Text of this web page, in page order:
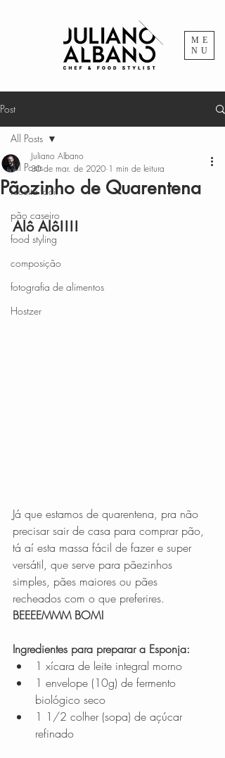
ME
NU
Post
All Posts
receita fácil
pão caseiro
food styling
composição
fotografia de alimentos
Hostzer
All Posts
Pãozinho de Quarentena
Juliano Albano
30 de mar. de 2020 1 min de leitura
Alô Alô!!!!
Já que estamos de quarentena, pra não
precisar sair de casa para comprar pão,
tá aí esta massa fácil de fazer e super
versátil, que serve para pãezinhos
simples, pães maiores ou pães
recheados com o que preferires.
BEEEEMMM BOM!
Ingredientes para preparar a Esponja:
1 xícara de leite integral morno
1 envelope (10g) de fermento
biológico seco
1 1/2 colher (sopa) de açúcar
refinado